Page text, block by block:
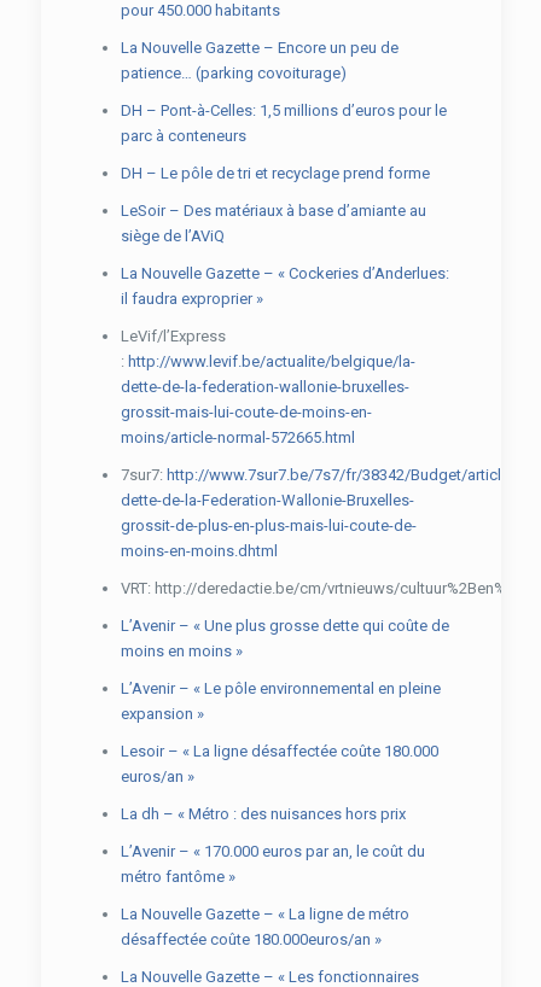
pour 450.000 habitants
La Nouvelle Gazette – Encore un peu de
patience… (parking covoiturage)
DH – Pont-à-Celles: 1,5 millions d’euros pour le
parc à conteneurs
DH – Le pôle de tri et recyclage prend forme
LeSoir – Des matériaux à base d’amiante au
siège de l’AViQ
La Nouvelle Gazette – « Cockeries d’Anderlues:
il faudra exproprier »
LeVif/l’Express
: http://www.levif.be/actualite/belgique/la-
dette-de-la-federation-wallonie-bruxelles-
grossit-mais-lui-coute-de-moins-en-
moins/article-normal-572665.html
7sur7: http://www.7sur7.be/7s7/fr/38342/Budget/article/
dette-de-la-Federation-Wallonie-Bruxelles-
grossit-de-plus-en-plus-mais-lui-coute-de-
moins-en-moins.dhtml
VRT: http://deredactie.be/cm/vrtnieuws/
L’Avenir – « Une plus grosse dette qui coûte de
moins en moins »
L’Avenir – « Le pôle environnemental en pleine
expansion »
Lesoir – « La ligne désaffectée coûte 180.000
euros/an »
La dh – « Métro : des nuisances hors prix
L’Avenir – « 170.000 euros par an, le coût du
métro fantôme »
La Nouvelle Gazette – « La ligne de métro
désaffectée coûte 180.000euros/an »
La Nouvelle Gazette – « Les fonctionnaires